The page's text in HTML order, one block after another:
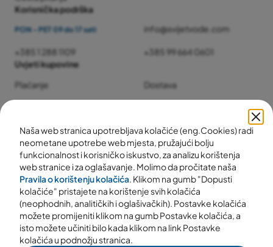
Naša web stranica upotrebljava kolačiće (eng.Cookies) radi
neometane upotrebe web mjesta, pružajući bolju
funkcionalnost i korisničko iskustvo, za analizu korištenja
web stranice i za oglašavanje. Molimo da pročitate naša
Pravila o korištenju kolačića. Klikom na gumb "Dopusti
kolačiće" pristajete na korištenje svih kolačića
(neophodnih, analitičkih i oglašivačkih). Postavke kolačića
možete promijeniti klikom na gumb Postavke kolačića, a
isto možete učiniti bilo kada klikom na link Postavke
kolačića u podnožju stranica.
Korisnička podrška
PON - PET 09 do 17 sati info@svijetvode.com
+385 1 288 1109
+385 99 664 0601
Uvjeti kupovine
Plaćanje
Dostava